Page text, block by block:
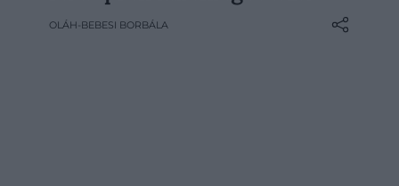
lenyomataira. A soproni Taródi vár
OLÁH-BEBESI BORBÁLA